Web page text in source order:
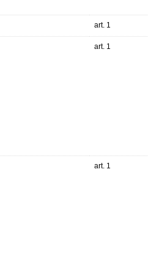
art. 1
art. 1
art. 1